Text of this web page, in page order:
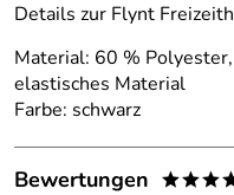
Details zur Flynt
Material: 60 %
elastisches Material
Farbe: schwarz
Bewertungen